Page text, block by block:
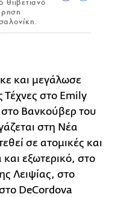
και μεγάλωσε
στο Emily
Βανκούβερ του
στη Νέα
σε ατομικές και
εξωτερικό, στο
Λειψίας, στο
DeCordova